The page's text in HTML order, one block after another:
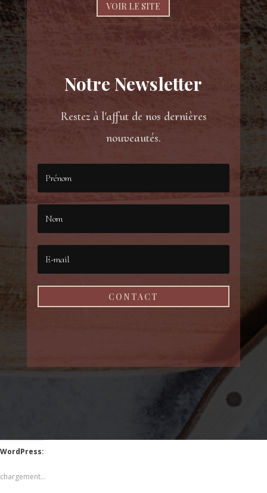
VOIR LE SITE
Notre Newsletter
Restez à l'affut de nos dernières
nouveautés.
CONTACT
WordPress:
chargement…